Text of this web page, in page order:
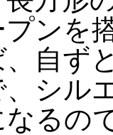
プン
自ず
、シル
なるの